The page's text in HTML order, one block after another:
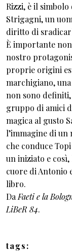
Rizzi, è il
Strigagni, un
diritto di
È importante
nostro
proprie origini
marchigiano,
non sono
gruppo di amici
magica al gusto
l’immagine di un
che conduce
un iniziato e
cuore di Antonio
libro.
Da Faeti e la
LiBeR 84.
tags